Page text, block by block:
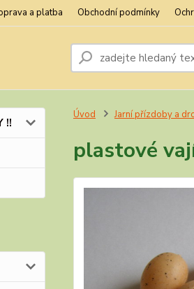
a platba Obchodní podmínky
!!
Úvod Jarní přízdoby a
plastové